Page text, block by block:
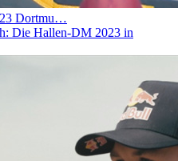
Dortmu…
Die Hallen-DM 2023 in